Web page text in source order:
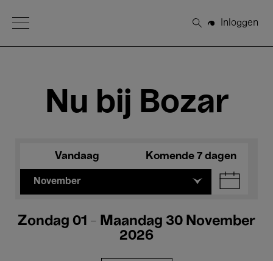
Open Menu
Zoeken
Inloggen
Nu bij Bozar
Vandaag Komende 7 dagen
November
Zondag 01 - Maandag 30 November
2026